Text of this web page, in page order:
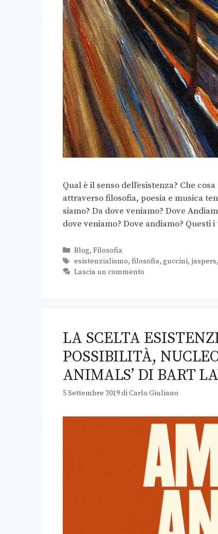
Qual è il senso dell’esistenza? Che
attraverso filosofia, poesia e musica
siamo? Da dove veniamo? Dove
dove veniamo? Dove andiamo? Questi
Blog, Filosofia
esistenzialismo, filosofia, guccini, jaspers,
Lascia un commento
LA SCELTA
POSSIBILITÀ,
ANIMALS’ DI BART
5 Settembre 2019diCarlo Giuliano